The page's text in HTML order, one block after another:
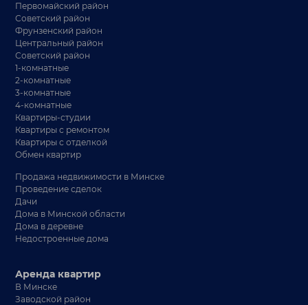
Первомайский район
Советский район
Фрунзенский район
Центральный район
Советский район
1-комнатные
2-комнатные
3-комнатные
4-комнатные
Квартиры-студии
Квартиры с ремонтом
Квартиры с отделкой
Обмен квартир
Продажа недвижимости в Минске
Проведение сделок
Дачи
Дома в Минской области
Дома в деревне
Недостроенные дома
Аренда квартир
В Минске
Заводской район